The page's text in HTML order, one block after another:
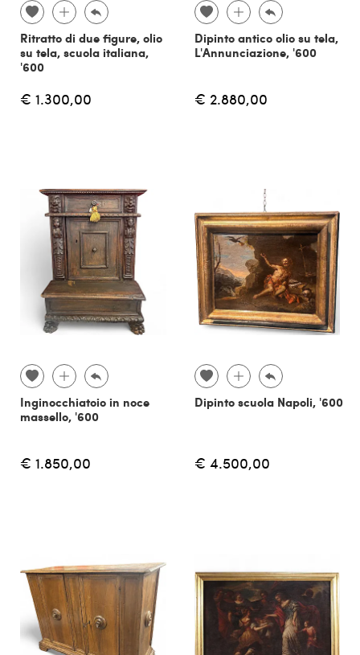
Ritratto di due figure, olio
su tela, scuola italiana,
'600
€ 1.300,00
Dipinto antico olio su tela,
L'Annunciazione, '600
€ 2.880,00
Inginocchiatoio in noce
massello, '600
€ 1.850,00
Dipinto scuola Napoli, '600
€ 4.500,00